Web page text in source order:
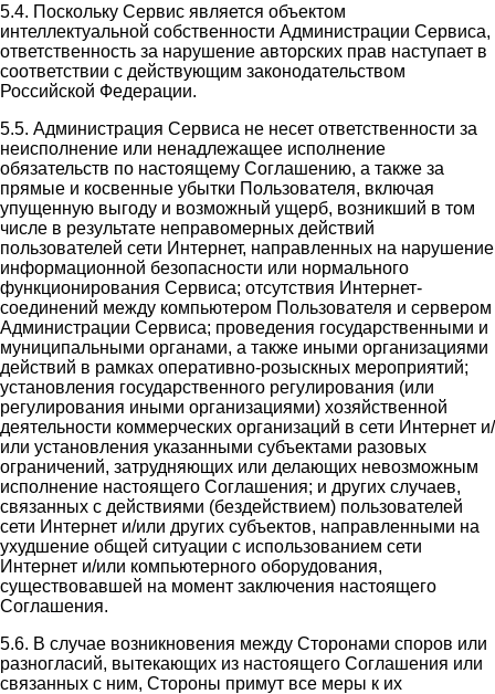
5.4. Поскольку Сервис является объектом
интеллектуальной собственности Администрации Сервиса,
ответственность за нарушение авторских прав наступает в
соответствии с действующим законодательством
Российской Федерации.
5.5. Администрация Сервиса не несет ответственности за
неисполнение или ненадлежащее исполнение
обязательств по настоящему Соглашению, а также за
прямые и косвенные убытки Пользователя, включая
упущенную выгоду и возможный ущерб, возникший в том
числе в результате неправомерных действий
пользователей сети Интернет, направленных на нарушение
информационной безопасности или нормального
функционирования Сервиса; отсутствия Интернет-
соединений между компьютером Пользователя и сервером
Администрации Сервиса; проведения государственными и
муниципальными органами, а также иными организациями
действий в рамках оперативно-розыскных мероприятий;
установления государственного регулирования (или
регулирования иными организациями) хозяйственной
деятельности коммерческих организаций в сети Интернет и/
или установления указанными субъектами разовых
ограничений, затрудняющих или делающих невозможным
исполнение настоящего Соглашения; и других случаев,
связанных с действиями (бездействием) пользователей
сети Интернет и/или других субъектов, направленными на
ухудшение общей ситуации с использованием сети
Интернет и/или компьютерного оборудования,
существовавшей на момент заключения настоящего
Соглашения.
5.6. В случае возникновения между Сторонами споров или
разногласий, вытекающих из настоящего Соглашения или
связанных с ним, Стороны примут все меры к их